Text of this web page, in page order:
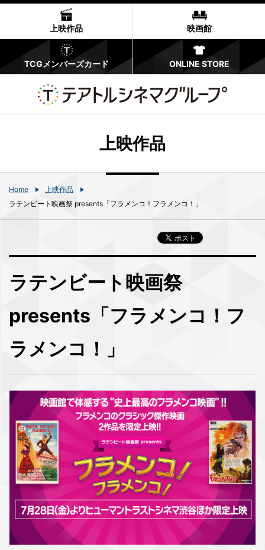
上映作品 映画館
TCGメンバーズカード ONLINE STORE
上映作品
Home
上映作品
ラテンビート映画祭 presents「フラメンコ！フラメンコ！」
ラテンビート映画祭
presents「フラメンコ！フ
ラメンコ！」